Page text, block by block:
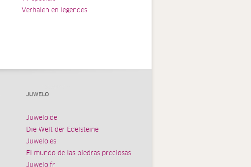
Verhalen en legendes
JUWELO
Juwelo.de
Die Welt der Edelsteine
Juwelo.es
El mundo de las piedras preciosas
Juwelo.fr